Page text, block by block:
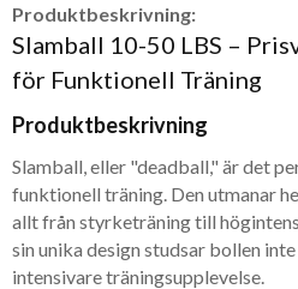
Produktbeskrivning:
Slamball 10-50 LBS –
för Funktionell Träning
Produktbeskrivning
Slamball, eller "deadball," är det
funktionell träning. Den utmanar
allt från styrketräning till
sin unika design studsar bollen
intensivare träningsupplevelse.